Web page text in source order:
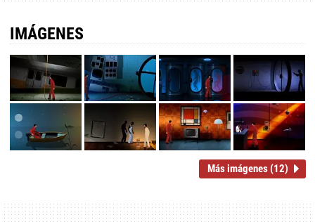
IMÁGENES
Más imágenes (12)